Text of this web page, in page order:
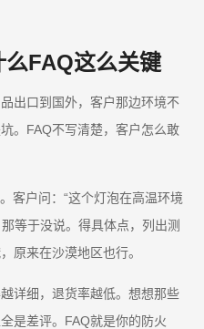
FAQ这么关键
出口到国外，客户那边环境不
。FAQ不写清楚，客户怎么敢
客户问：“这个灯泡在高温环境
等于没说。得具体点，列出测
原来在沙漠地区也行。
详细，退货率越低。想想那些
是差评。FAQ就是你的防火